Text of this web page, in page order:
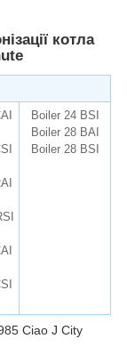
котла
Boiler 24 BSI
Boiler 28 BAI
Boiler 28 BSI
Ciao J City